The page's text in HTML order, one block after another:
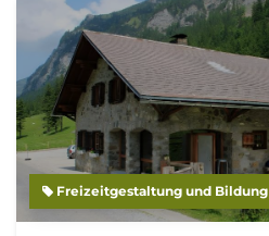
Freizeitgestaltung und Bildung